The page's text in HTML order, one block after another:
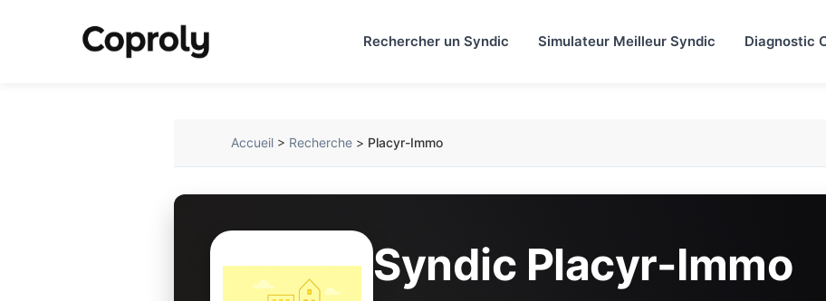
Rechercher un Syndic Simulateur Meilleur Syndic Diagnostic
Accueil > Recherche > Placyr-Immo
Syndic Placyr-Immo